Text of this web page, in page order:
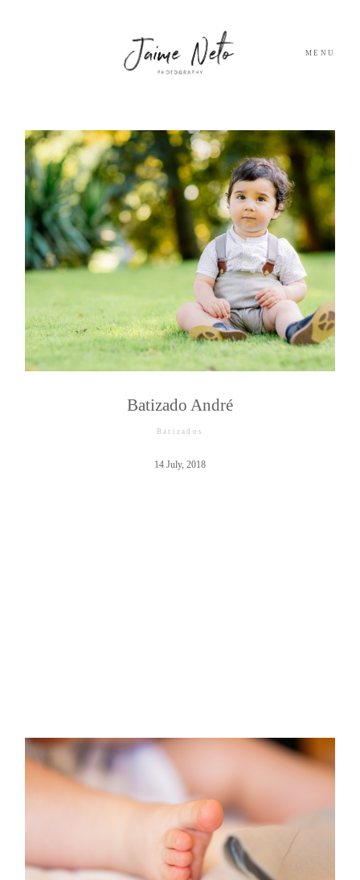
MENU
Batizado André
Batizados
14 July, 2018
PORTFOLIO
SOBRE NÓS
BLOG
TESTEMUNHOS
CONTACTO